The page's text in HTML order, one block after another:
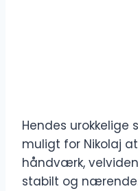
Hendes
muligt for Nikolaj
håndværk,
stabilt og